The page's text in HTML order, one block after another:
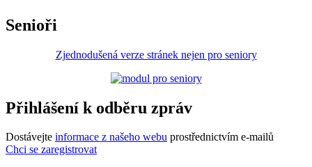
Senioři
Zjednodušená verze stránek nejen pro seniory
Přihlášení k odběru zpráv
Dostávejte informace z našeho webu prostřednictvím e-mailů
Chci se zaregistrovat